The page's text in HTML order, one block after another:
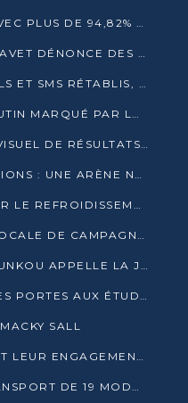
SASSOU N’GUESSO RÉÉLU AVEC PLUS DE 94,82% DES VOIX
PRÉSIDENTIELLE : DESTIN GAVET DÉNONCE DES IRRÉGULARITÉS ET REVENDIQUE LA VICTOIRE
PRÉSIDENTIELLE : LES APPELS ET SMS RÉTABLIS, INTERNET RESTE BLOQUÉ
PRÉSIDENTIELLE A : UN SCRUTIN MARQUÉ PAR LA COUPURE D’INTERNET ET UNE AFFLUENCE TIMIDE À BRAZZAVILLE
PRÉSIDENTIELLE : UN FAUX VISUEL DE RÉSULTATS CIRCULE
RÉSEAUX SOCIAUX ET ÉLECTIONS : UNE ARÈNE NUMÉRIQUE EN PLEINE MUTATION AU CONGO
À FREETOWN, MEER MISE SUR LE REFROIDISSEMENT PASSIF FACE À LA CHALEUR EXTRÊME
BOUEMBA : LA DIRECTION LOCALE DE CAMPAGNE DE DENIS SASSOU N’GUESSO MULTIPLIE LES ACTIVITÉS DE MOBILISATION
ROCH BREDIN BISSALA NKOUNKOU APPELLE LA JEUNESSE DE GOMA TSÉ-TSÉ À UN VOTE MASSIF POUR DENIS SASSOU NGUESSO
CONGO TERMINAL OUVRE SES PORTES AUX ÉTUDIANTS EN TRANSPORT ET LOGISTIQUE
SALL
TBC CÉLÈBRE LES FEMMES ET LEUR ENGAGEMENT À L’OCCASION DU 8 MARS
AGL CONGO RÉUSSIT LE TRANSPORT DE 19 MODULES HORS GABARIT ENTRE POINTE-NOIRE ET BRAZZAVILLE